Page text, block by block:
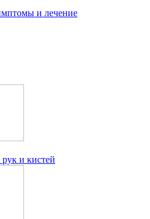
и лечение
и кистей